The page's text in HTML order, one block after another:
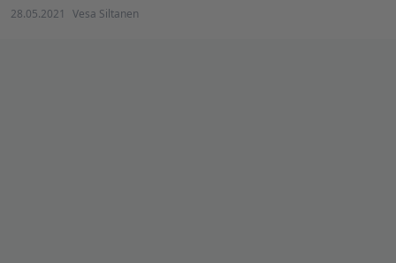
28.05.2021 Vesa Siltanen